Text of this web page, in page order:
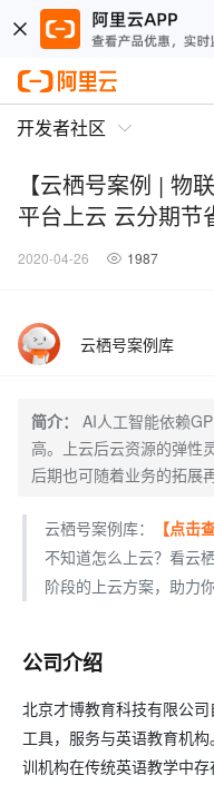
开发者社区
【云栖号案例 | 物
平台上云 云分期节
2020-04-26 1987
云栖号案例库
简介：
AI人工智能依赖
高。上云后云资源的弹性
后期也可随着业务的拓展
云栖号案例库：
【点击
不知道怎么上云？看云
阶段的上云方案，助力
公司介绍
北京才博教育科技有限公
工具，服务与英语教育机
训机构在传统英语教学中